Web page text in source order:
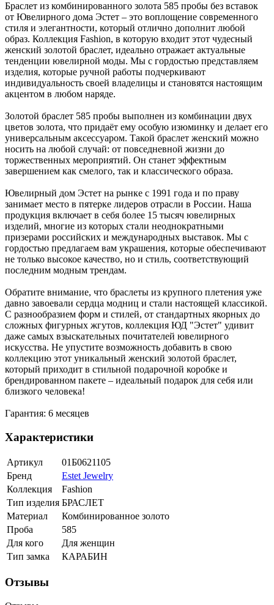
Браслет из комбинированного золота 585 пробы без вставок
от Ювелирного дома Эстет – это воплощение современного
стиля и элегантности, который отлично дополнит любой
образ. Коллекция Fashion, в которую входит этот чудесный
женский золотой браслет, идеально отражает актуальные
тенденции ювелирной моды. Мы с гордостью представляем
изделия, которые ручной работы подчеркивают
индивидуальность своей владелицы и становятся настоящим
акцентом в любом наряде.
Золотой браслет 585 пробы выполнен из комбинации двух
цветов золота, что придаёт ему особую изюминку и делает его
универсальным аксессуаром. Такой браслет женский можно
носить на любой случай: от повседневной жизни до
торжественных мероприятий. Он станет эффектным
завершением как смелого, так и классического образа.
Ювелирный дом Эстет на рынке с 1991 года и по праву
занимает место в пятерке лидеров отрасли в России. Наша
продукция включает в себя более 15 тысяч ювелирных
изделий, многие из которых стали неоднократными
призерами российских и международных выставок. Мы с
гордостью предлагаем вам украшения, которые обеспечивают
не только высокое качество, но и стиль, соответствующий
последним модным трендам.
Обратите внимание, что браслеты из крупного плетения уже
давно завоевали сердца модниц и стали настоящей классикой.
С разнообразием форм и стилей, от стандартных якорных до
сложных фигурных жгутов, коллекция ЮД "Эстет" удивит
даже самых взыскательных почитателей ювелирного
искусства. Не упустите возможность добавить в свою
коллекцию этот уникальный женский золотой браслет,
который приходит в стильной подарочной коробке и
брендированном пакете – идеальный подарок для себя или
близкого человека!
Гарантия: 6 месяцев
Характеристики
Артикул
01Б0621105
Бренд
Estet Jewelry
Коллекция
Fashion
Тип изделия БРАСЛЕТ
Материал
Комбинированное золото
Проба
585
Для кого
Для женщин
Тип замка
КАРАБИН
Отзывы